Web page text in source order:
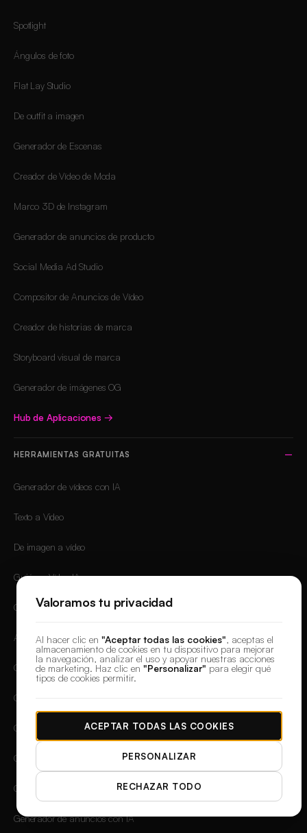
Spotlight
Ángulos de foto
Flat Lay Studio
De outfit a imagen
Generador de Escenas
Creador de Vídeo de Moda
Marco 3D de Instagram
Generador de anuncios de producto
Social Media Ad Studio
Compositor de Anuncios de Vídeo
Creador de historias de marca
Storyboard visual de marca
Generador de imágenes OG
Hub de Aplicaciones →
HERRAMIENTAS GRATUITAS
Generador de vídeos con IA
Texto a Video
De imagen a vídeo
Guión a Vídeo IA
Generador de Vídeos de Producto
Avatar Parlante IA
Generador de Videos Sin Rostro IA
Generador de Videos TikTok IA
Generador de YouTube Shorts IA
Generador de Reels IA
Generador de Anuncios IA
Generador de anuncios con IA
Valoramos tu privacidad
Al hacer clic en "Aceptar todas las cookies", aceptas el
almacenamiento de cookies en tu dispositivo para mejorar
la navegación, analizar el uso y apoyar nuestras acciones
de marketing. Haz clic en "Personalizar" para elegir qué
tipos de cookies permitir.
RECHAZAR TODO
PERSONALIZAR
ACEPTAR TODAS LAS COOKIES